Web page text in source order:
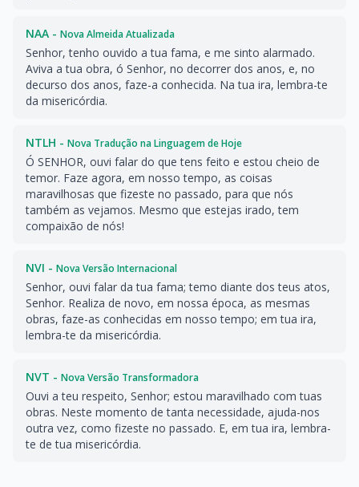
NAA - Nova Almeida Atualizada
Senhor, tenho ouvido a tua fama, e me sinto alarmado.
Aviva a tua obra, ó Senhor, no decorrer dos anos, e, no
decurso dos anos, faze-a conhecida. Na tua ira, lembra-te
da misericórdia.
NTLH - Nova Tradução na Linguagem de Hoje
Ó SENHOR, ouvi falar do que tens feito e estou cheio de
temor. Faze agora, em nosso tempo, as coisas
maravilhosas que fizeste no passado, para que nós
também as vejamos. Mesmo que estejas irado, tem
compaixão de nós!
NVI - Nova Versão Internacional
Senhor, ouvi falar da tua fama; temo diante dos teus atos,
Senhor. Realiza de novo, em nossa época, as mesmas
obras, faze-as conhecidas em nosso tempo; em tua ira,
lembra-te da misericórdia.
NVT - Nova Versão Transformadora
Ouvi a teu respeito, Senhor; estou maravilhado com tuas
obras. Neste momento de tanta necessidade, ajuda-nos
outra vez, como fizeste no passado. E, em tua ira, lembra-
te de tua misericórdia.